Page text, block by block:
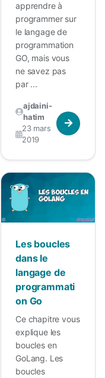
apprendre à
programmer sur
le langage de
programmation
GO, mais vous
ne savez pas
par ...
ajdaini-
hatim
23 mars
2019
Les boucles
dans le
langage de
programmati
on Go
Ce chapitre vous
explique les
boucles en
GoLang. Les
boucles